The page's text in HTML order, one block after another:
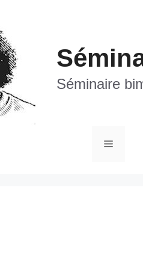
Séminaire
Menu